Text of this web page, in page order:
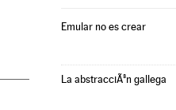
Emular no es crear
La abstracciÃ³n gallega